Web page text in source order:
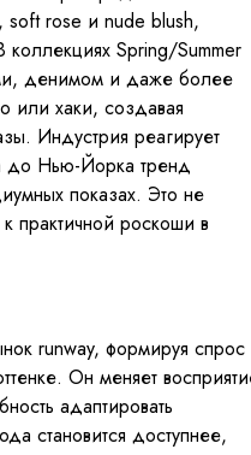
soft rose и nude blush,
Spring/Summer
денимом и даже более
или хаки, создавая
Индустрия реагирует
до Нью-Йорка тренд
показах. Это не
практичной роскоши в
runway, формируя спрос
Он меняет
адаптировать
становится доступнее,